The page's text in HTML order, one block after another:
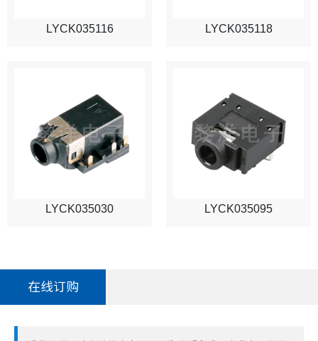
LYCK035116 LYCK035118
LYCK035030 LYCK035095
在线订购